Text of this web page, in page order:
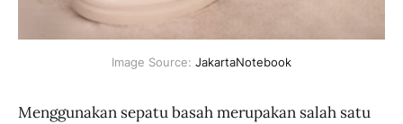
Image Source: JakartaNotebook
Menggunakan sepatu basah merupakan salah satu